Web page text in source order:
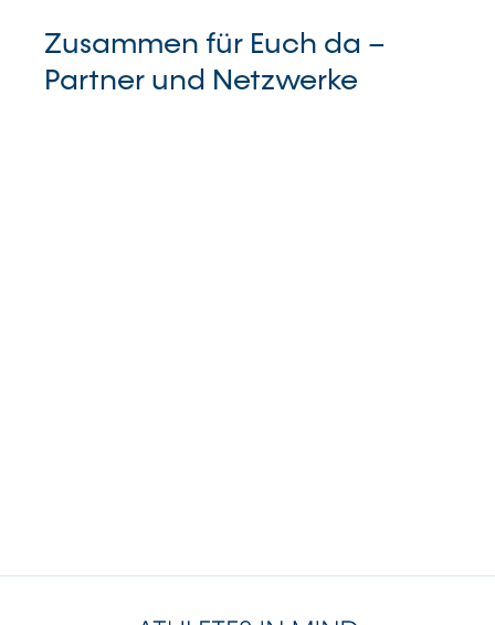
Zusammen für Euch da –
Partner und Netzwerke